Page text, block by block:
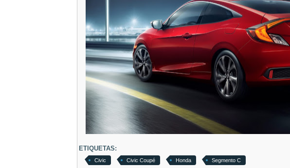
ETIQUETAS:
Civic Civic Coupé Honda Segmento C